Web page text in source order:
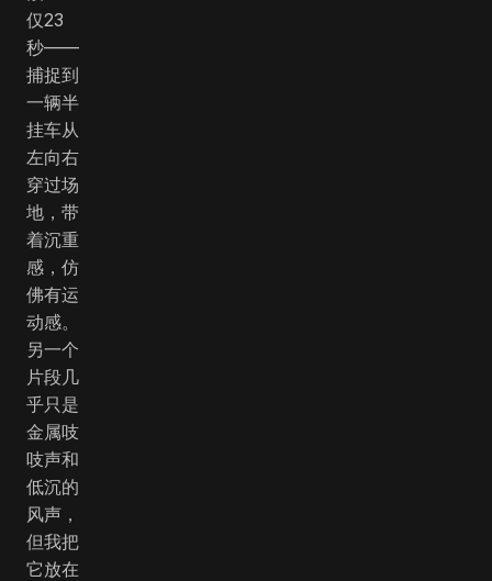
仅23
秒——
捕捉到
一辆半
挂车从
左向右
穿过场
地，带
着沉重
感，仿
佛有运
动感。
另一个
片段几
乎只是
金属吱
吱声和
低沉的
风声，
但我把
它放在